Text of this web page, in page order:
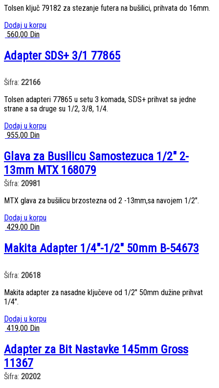
Tolsen ključ 79182 za stezanje futera na bušilici, prihvata do 16mm.
Dodaj u korpu
560,00 Din
Adapter SDS+ 3/1 77865
Šifra: 22166
Tolsen adapteri 77865 u setu 3 komada, SDS+ prihvat sa jedne
strane a sa druge su 1/2, 3/8, 1/4.
Dodaj u korpu
955,00 Din
Glava za Busilicu Samostezuca 1/2″ 2-
13mm MTX 168079
Šifra: 20981
MTX glava za bušilicu brzostezna od 2 -13mm,sa navojem 1/2″.
Dodaj u korpu
429,00 Din
Makita Adapter 1/4″-1/2″ 50mm B-54673
Šifra: 20618
Makita adapter za nasadne ključeve od 1/2″ 50mm dužine prihvat
1/4″.
Dodaj u korpu
419,00 Din
Adapter za Bit Nastavke 145mm Gross
11367
Šifra: 20202